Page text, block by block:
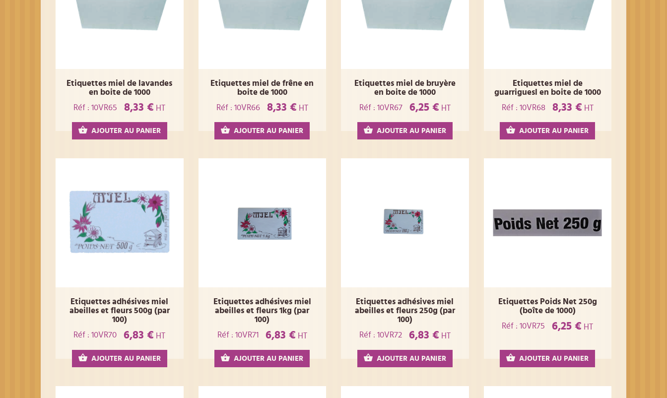
Etiquettes miel de lavandes
en boite de 1000
Réf : 10VR65
8,33 € HT
AJOUTER AU PANIER
Etiquettes miel de frêne en
boite de 1000
Réf : 10VR66
8,33 € HT
AJOUTER AU PANIER
Etiquettes miel de bruyère
en boite de 1000
Réf : 10VR67
6,25 € HT
AJOUTER AU PANIER
Etiquettes miel de
guarriguesl en boite de 1000
Réf : 10VR68
8,33 € HT
AJOUTER AU PANIER
Etiquettes adhésives miel
abeilles et fleurs 500g (par
100)
Réf : 10VR70
6,83 € HT
AJOUTER AU PANIER
Etiquettes adhésives miel
abeilles et fleurs 1kg (par
100)
Réf : 10VR71
6,83 € HT
AJOUTER AU PANIER
Etiquettes adhésives miel
abeilles et fleurs 250g (par
100)
Réf : 10VR72
6,83 € HT
AJOUTER AU PANIER
Etiquettes Poids Net 250g
(boîte de 1000)
Réf : 10VR75
6,25 € HT
AJOUTER AU PANIER